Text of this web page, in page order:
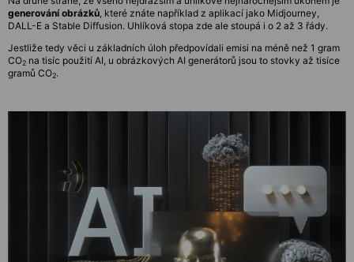
generování obrázků , které znáte například z aplikací jako Midjourney,
DALL-E a Stable Diffusion. Uhlíková stopa zde ale stoupá i o 2 až 3 řády.
Jestliže tedy věci u základních úloh předpovídali emisi na méně než 1 gram
CO2 na tisíc použití AI, u obrázkových AI generátorů jsou to stovky až tisíce
gramů CO2.